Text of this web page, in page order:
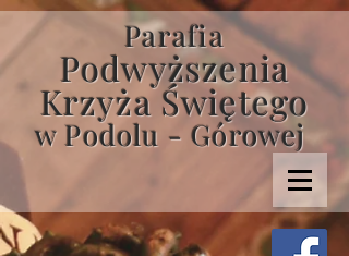
Parafia
Podwyższenia
Krzyża Świętego
w Podolu - Górowej